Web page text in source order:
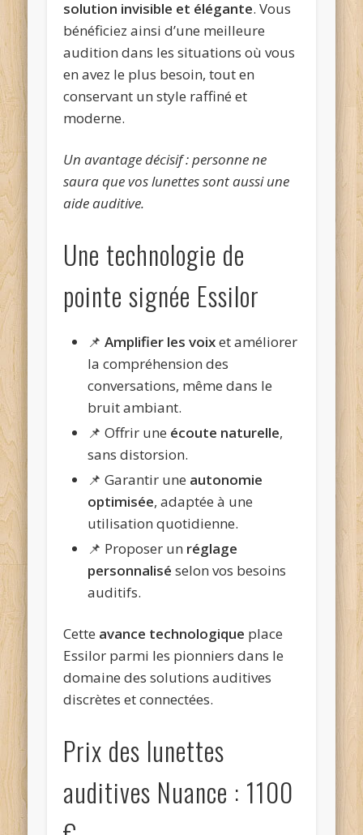
solution invisible et élégante. Vous
bénéficiez ainsi d’une meilleure
audition dans les situations où vous
en avez le plus besoin, tout en
conservant un style raffiné et
moderne.
Un avantage décisif : personne ne
saura que vos lunettes sont aussi une
aide auditive.
Une technologie de
pointe signée Essilor
📌Amplifier les voixet améliorer
la compréhension des
conversations, même dans le
bruit ambiant.
📌 Offrir une écoute naturelle,
sans distorsion.
📌 Garantir une autonomie
optimisée, adaptée à une
utilisation quotidienne.
📌 Proposer un réglage
personnalisé selon vos besoins
auditifs.
Cette avance technologique place
Essilor parmi les pionniers dans le
domaine des solutions auditives
discrètes et connectées.
Prix des lunettes
auditives Nuance : 1100